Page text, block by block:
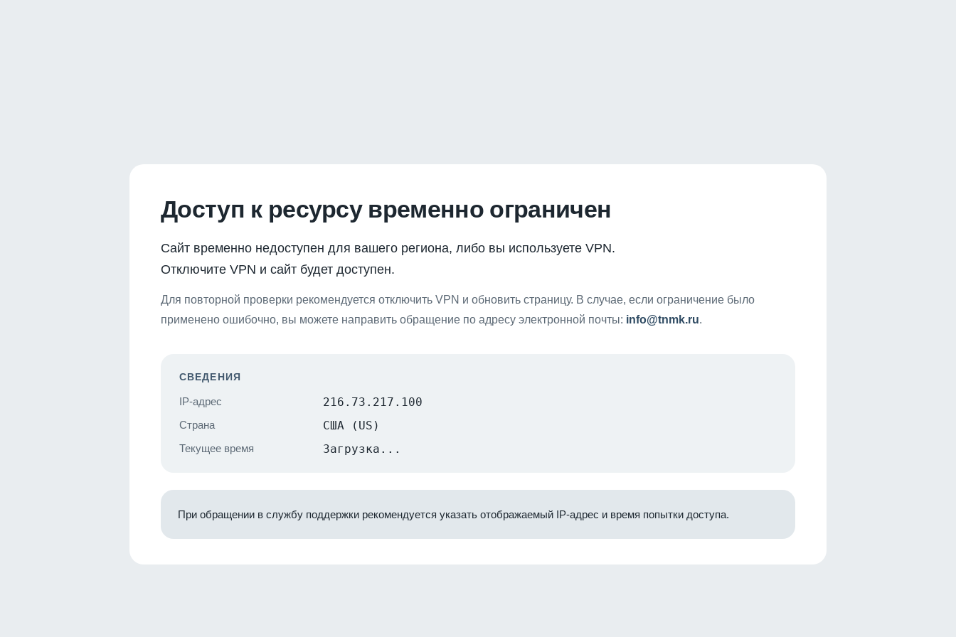
Доступ к ресурсу временно ограничен
Сайт временно недоступен для вашего региона, либо вы используете VPN.
Отключите VPN и сайт будет доступен.
Для повторной проверки рекомендуется отключить VPN и обновить страницу. В случае, если ограничение было
применено ошибочно, вы можете направить обращение по адресу электронной почты: info@tnmk.ru.
СВЕДЕНИЯ
IP-адрес 216.73.217.100
Страна США (US)
Текущее время Загрузка...
При обращении в службу поддержки рекомендуется указать отображаемый IP-адрес и время попытки доступа.